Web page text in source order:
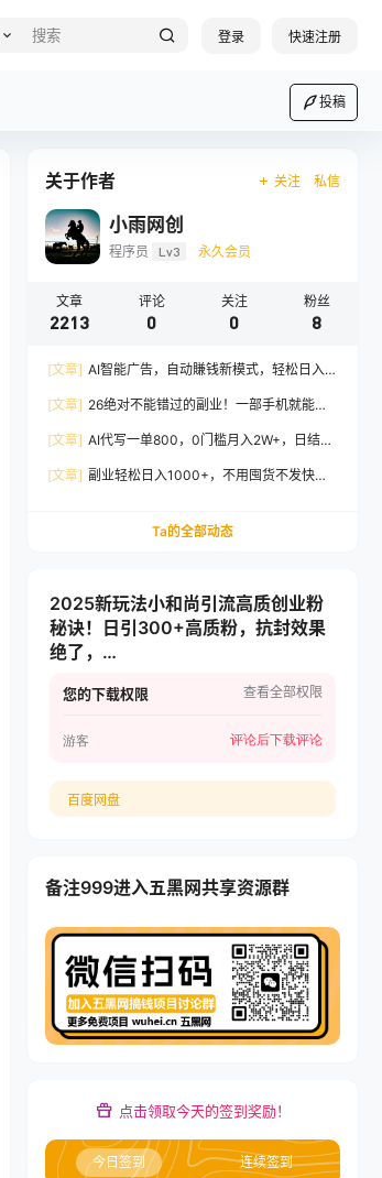
登录 快速注册
投稿
关于作者 关注 私信
小雨网创
程序员 Lv3 永久会员
文章
2213
评论
0
关注
0
粉丝
8
[文章] AI智能广告，自动賺钱新模式，轻松日入
[文章] 26绝对不能错过的副业！一部手机就能操
[文章] AI代写一单800，0门槛月入2W+，日结不
[文章] 副业轻松日入1000+，不用囤货不发快
Ta的全部动态
2025新玩法小和尚引流高质创业粉
秘诀！日引300+高质粉，抗封效果
绝了，…
您的下载权限 查看全部权限
游客 评论后下载评论
百度网盘
备注999进入五黑网共享资源群
点击领取今天的签到奖励！
今日签到 连续签到